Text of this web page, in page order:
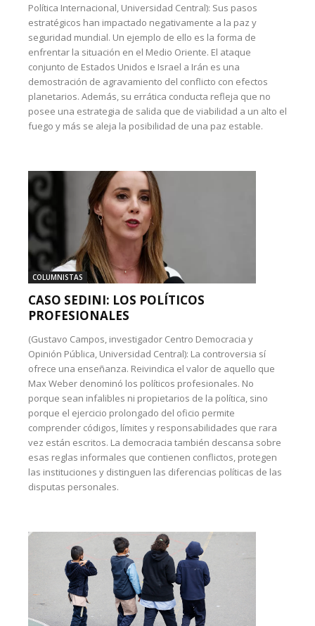
Política Internacional, Universidad Central): Sus pasos
estratégicos han impactado negativamente a la paz y
seguridad mundial. Un ejemplo de ello es la forma de
enfrentar la situación en el Medio Oriente. El ataque
conjunto de Estados Unidos e Israel a Irán es una
demostración de agravamiento del conflicto con efectos
planetarios. Además, su errática conducta refleja que no
posee una estrategia de salida que de viabilidad a un alto el
fuego y más se aleja la posibilidad de una paz estable.
COLUMNISTAS
CASO SEDINI: LOS POLÍTICOS
PROFESIONALES
(Gustavo Campos, investigador Centro Democracia y
Opinión Pública, Universidad Central): La controversia sí
ofrece una enseñanza. Reivindica el valor de aquello que
Max Weber denominó los políticos profesionales. No
porque sean infalibles ni propietarios de la política, sino
porque el ejercicio prolongado del oficio permite
comprender códigos, límites y responsabilidades que rara
vez están escritos. La democracia también descansa sobre
esas reglas informales que contienen conflictos, protegen
las instituciones y distinguen las diferencias políticas de las
disputas personales.